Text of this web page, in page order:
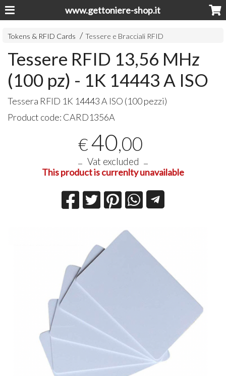
www.gettoniere-shop.it
Tokens & RFID Cards Tessere e Bracciali RFID
Tessere RFID 13,56 MHz
(100 pz) - 1K 14443 A ISO
Tessera RFID 1K 14443 A ISO (100 pezzi)
Product code: CARD1356A
€40,00
Vat excluded
This product is currenlty unavailable